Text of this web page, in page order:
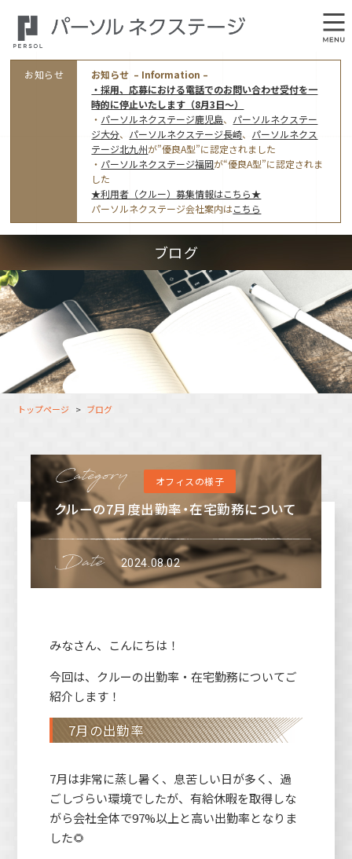
オフィス案内・アクセス
アクセストップ
東京オフィス
福岡オフィス
鹿児島オフィス
大分オフィス
長崎オフィス
福岡コネクトオフィス
松山オフィス
広島オフィス
高松オフィス
事業モデルと仕事内容
ワークスタイル
指定就労継続支援Ａ型事業所にかかる情報公表
採用情報トップ
利用者（クルー）募集
支援スタッフ（タレント） 募集
利用者（クルー）データ
お知らせ
お知らせ – Information –
・採用、応募における電話でのお問い合わせ受付を一
時的に停止いたします（8月3日～）
・ パーソルネクステージ鹿児島、 パーソルネクステー
ジ大分、 パーソルネクステージ長崎、 パーソルネクス
テージ北九州が”優良A型”に認定されました
・ パーソルネクステージ福岡が“優良A型”に認定されま
した
★利用者（クルー）募集情報はこちら★
パーソルネクステージ会社案内はこちら
ブログ
トップページ ブログ
オフィスの様子
クルーの7月度出勤率・在宅勤務について
2024.08.02
みなさん、こんにちは！
今回は、クルーの出勤率・在宅勤務についてご
紹介します！
7月の出勤率
7月は非常に蒸し暑く、息苦しい日が多く、過
ごしづらい環境でしたが、有給休暇を取得しな
がら会社全体で97%以上と高い出勤率となりま
した🌻